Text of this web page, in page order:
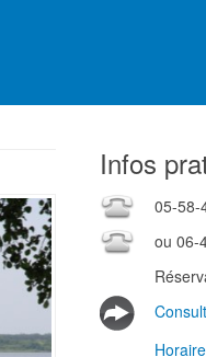
Infos
05-58-
ou 06-